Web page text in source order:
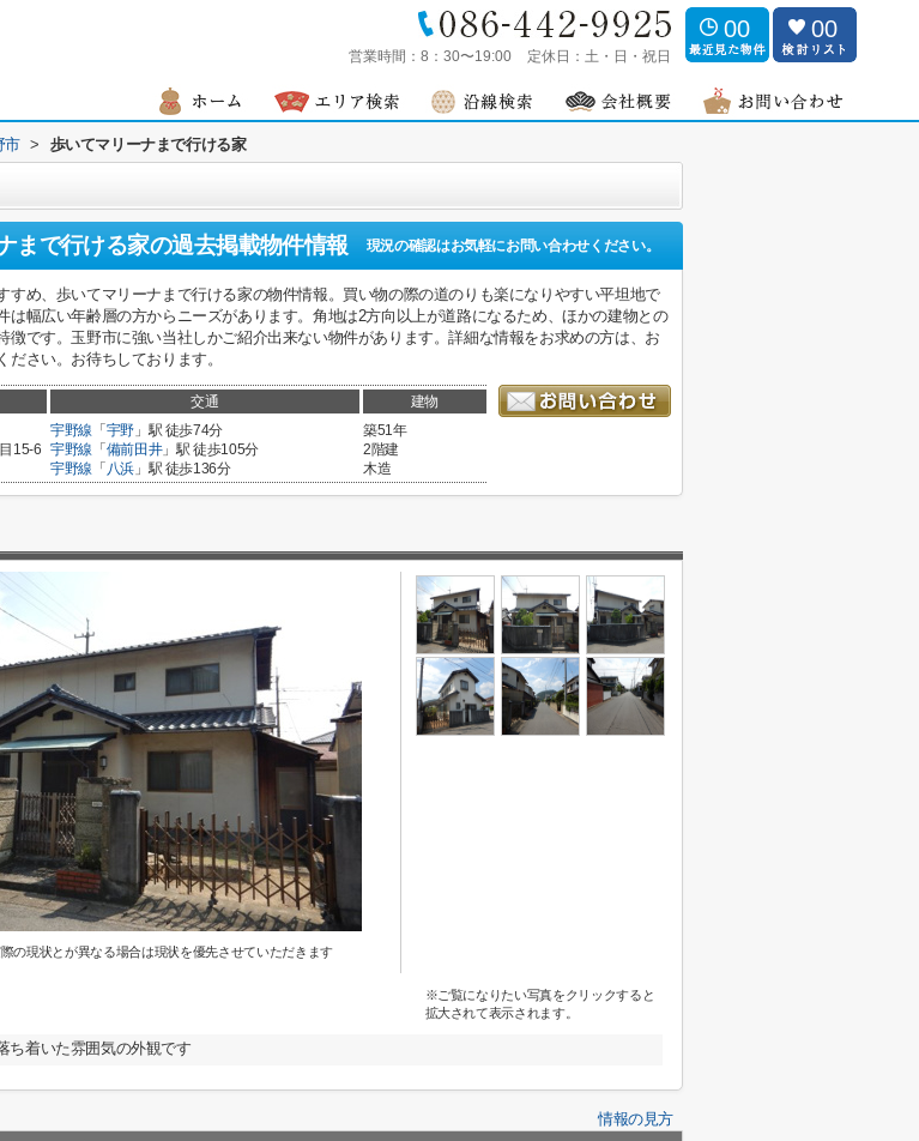
営業時間： 8：30〜19:00 定休日： 土・日・祝日
00 00
市 > 歩いてマリーナまで行ける家
まで行ける家の過去掲載物件情報 現況の確認はお気軽にお問い合わせください。
すめ、歩いてマリーナまで行ける家の物件情報。買い物の際の道のりも楽になりやすい平坦地で
は幅広い年齢層の方からニーズがあります。角地は2方向以上が道路になるため、ほかの建物との
徴です。玉野市に強い当社しかご紹介出来ない物件があります。詳細な情報をお求めの方は、お
ださい。お待ちしております。
交通 建物
15-6
宇野線 「 宇野」駅 徒歩74分
宇野線 「 備前田井」駅 徒歩105分
宇野線 「 八浜」駅 徒歩136分
築51年
2階建
木造
の現状とが異なる場合は現状を優先させていただきます
※ご覧になりたい写真をクリックすると
拡大されて表示されます。
ち着いた雰囲気の外観です
情報の見方